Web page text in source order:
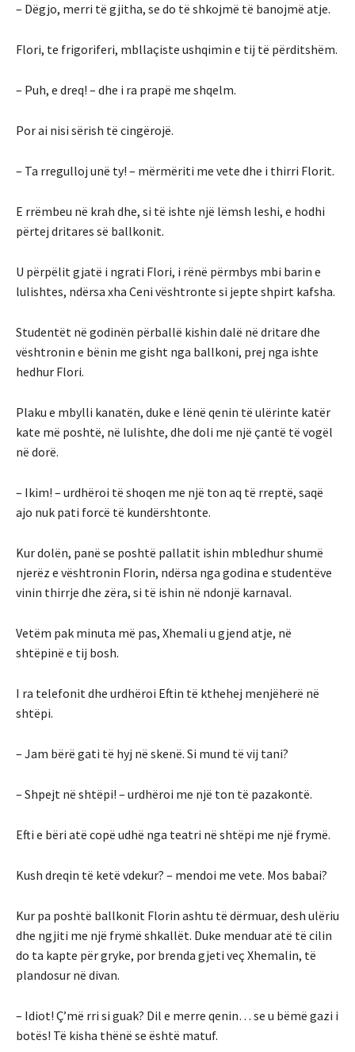
– Dëgjo, merri të gjitha, se do të shkojmë të banojmë atje.
Flori, te frigoriferi, mbllaçiste ushqimin e tij të përditshëm.
– Puh, e dreq! – dhe i ra prapë me shqelm.
Por ai nisi sërish të cingërojë.
– Ta rregulloj unë ty! – mërmëriti me vete dhe i thirri Florit.
E rrëmbeu në krah dhe, si të ishte një lëmsh leshi, e hodhi
përtej dritares së ballkonit.
U përpëlit gjatë i ngrati Flori, i rënë përmbys mbi barin e
lulishtes, ndërsa xha Ceni vështronte si jepte shpirt kafsha.
Studentët në godinën përballë kishin dalë në dritare dhe
vështronin e bënin me gisht nga ballkoni, prej nga ishte
hedhur Flori.
Plaku e mbylli kanatën, duke e lënë qenin të ulërinte katër
kate më poshtë, në lulishte, dhe doli me një çantë të vogël
në dorë.
– Ikim! – urdhëroi të shoqen me një ton aq të rreptë, saqë
ajo nuk pati forcë të kundërshtonte.
Kur dolën, panë se poshtë pallatit ishin mbledhur shumë
njerëz e vështronin Florin, ndërsa nga godina e studentëve
vinin thirrje dhe zëra, si të ishin në ndonjë karnaval.
Vetëm pak minuta më pas, Xhemali u gjend atje, në
shtëpinë e tij bosh.
I ra telefonit dhe urdhëroi Eftin të kthehej menjëherë në
shtëpi.
– Jam bërë gati të hyj në skenë. Si mund të vij tani?
– Shpejt në shtëpi! – urdhëroi me një ton të pazakontë.
Efti e bëri atë copë udhë nga teatri në shtëpi me një frymë.
Kush dreqin të ketë vdekur? – mendoi me vete. Mos babai?
Kur pa poshtë ballkonit Florin ashtu të dërmuar, desh ulëriu
dhe ngjiti me një frymë shkallët. Duke menduar atë të cilin
do ta kapte për gryke, por brenda gjeti veç Xhemalin, të
plandosur në divan.
– Idiot! Ç’më rri si guak? Dil e merre qenin… se u bëmë gazi i
botës! Të kisha thënë se është matuf.